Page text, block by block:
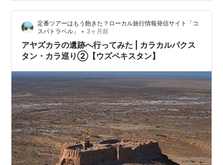
定番ツアーはもう飽きた？ローカル旅行情報発信サイト「コ
スパトラベル」
• 3ヶ月前
アヤズカラの遺跡へ行ってみた | カラカルパクス
タン・カラ巡り②【ウズベキスタン】